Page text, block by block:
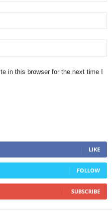
in this browser for the next time I
LIKE
FOLLOW
SUBSCRIBE